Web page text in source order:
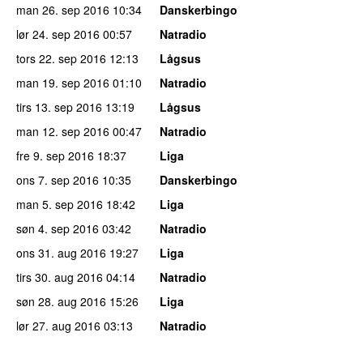
man 26. sep 2016 10:34
Danskerbingo
lør 24. sep 2016 00:57
Natradio
tors 22. sep 2016 12:13
Lågsus
man 19. sep 2016 01:10
Natradio
tirs 13. sep 2016 13:19
Lågsus
man 12. sep 2016 00:47
Natradio
fre 9. sep 2016 18:37
Liga
ons 7. sep 2016 10:35
Danskerbingo
man 5. sep 2016 18:42
Liga
søn 4. sep 2016 03:42
Natradio
ons 31. aug 2016 19:27
Liga
tirs 30. aug 2016 04:14
Natradio
søn 28. aug 2016 15:26
Liga
lør 27. aug 2016 03:13
Natradio